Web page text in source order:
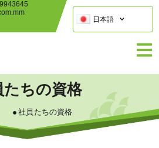
日本語
たちの資格
社員たちの資格